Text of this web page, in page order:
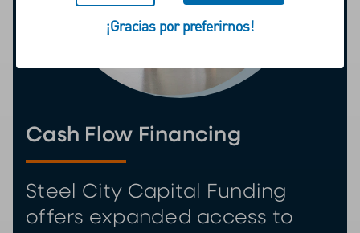
Cash Flow Financing
Steel City Capital Funding
offers expanded access to
¡Gracias por preferirnos!